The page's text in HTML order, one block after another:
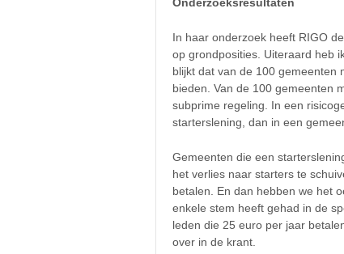
In haar onderzoek heeft RIGO
op grondposities. Uiteraard heb
blijkt dat van de 100 gemeenten
bieden. Van de 100 gemeenten
subprime regeling. In een
starterslening, dan in een
Gemeenten die een
het verlies naar starters te
betalen. En dan hebben we het
enkele stem heeft gehad in de
leden die 25 euro per jaar
over in de krant.